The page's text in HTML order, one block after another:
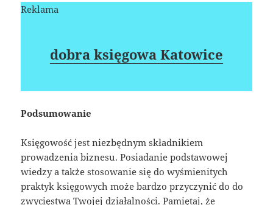
Reklama
dobra księgowa Katowice
Podsumowanie
Księgowość jest niezbędnym składnikiem
prowadzenia biznesu. Posiadanie podstawowej
wiedzy a także stosowanie się do wyśmienitych
praktyk księgowych może bardzo przyczynić do do
zwycięstwa Twojej działalności. Pamiętaj, że